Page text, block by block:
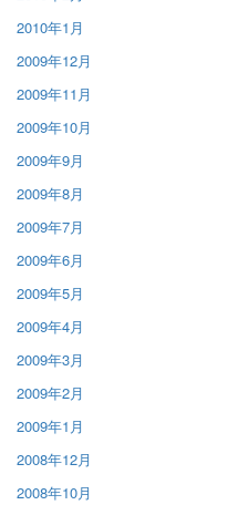
2010年1月
2009年12月
2009年11月
2009年10月
2009年9月
2009年8月
2009年7月
2009年6月
2009年5月
2009年4月
2009年3月
2009年2月
2009年1月
2008年12月
2008年10月